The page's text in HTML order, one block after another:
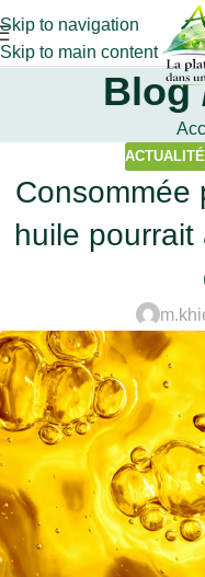
Skip to navigation
Skip to main content
Blog
Consommée
huile